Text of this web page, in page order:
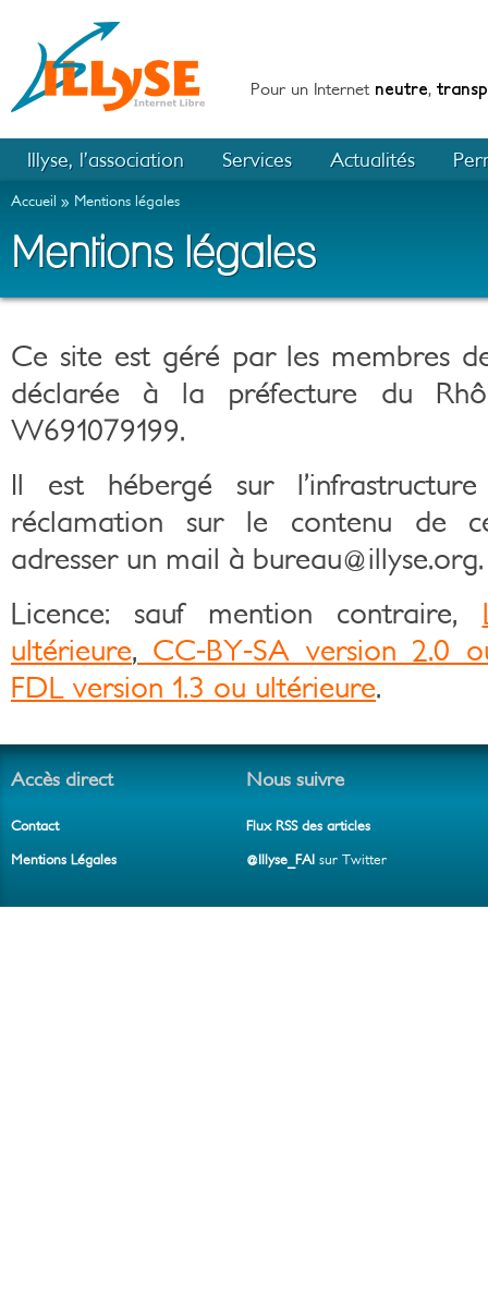
Pour un Internet neutre,
Illyse, l’association Services Actualités
Accueil Mentions légales
Mentions légales
Ce site est géré par les membres
déclarée à la préfecture du
W691079199.
Il est hébergé sur
réclamation sur le contenu de
adresser un mail à bureau@illyse.org.
Licence: sauf mention contraire,
ultérieure, CC-BY-SA version 2.0
FDL version 1.3 ou ultérieure.
Accès direct
Contact
Mentions Légales
Nous suivre
Flux RSS des articles
@Illyse_FAI sur Twitter